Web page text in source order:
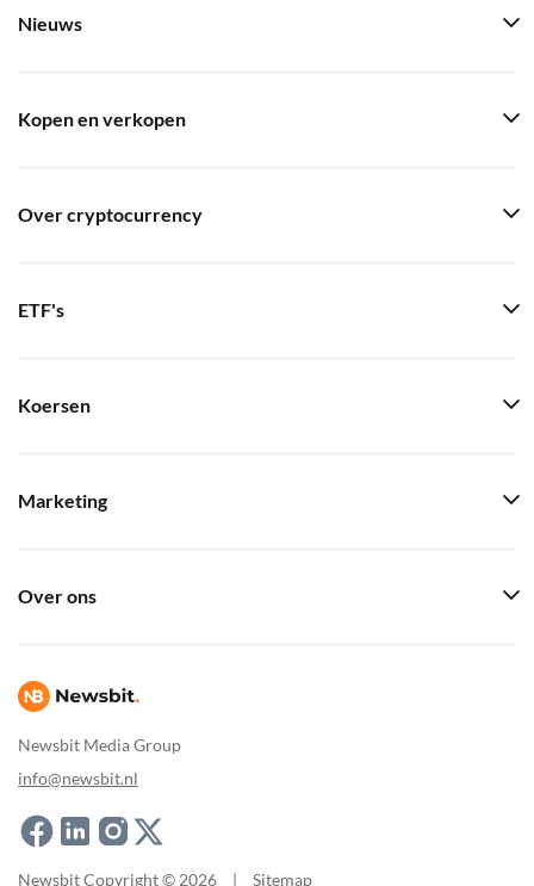
Newsbit Media Group
info@newsbit.nl
Nieuws
Kopen en verkopen
Over cryptocurrency
ETF's
Koersen
Marketing
Over ons
Newsbit Copyright © 2026 | Sitemap